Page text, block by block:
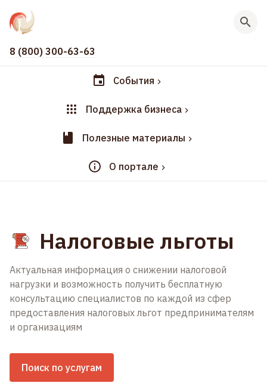
8 (800) 300-63-63
События
Поддержка бизнеса
Полезные материалы
О портале
Налоговые льготы
Актуальная информация о снижении налоговой
нагрузки и возможность получить бесплатную
консультацию специалистов по каждой из сфер
предоставления налоговых льгот предпринимателям
и организациям
Поиск по услугам